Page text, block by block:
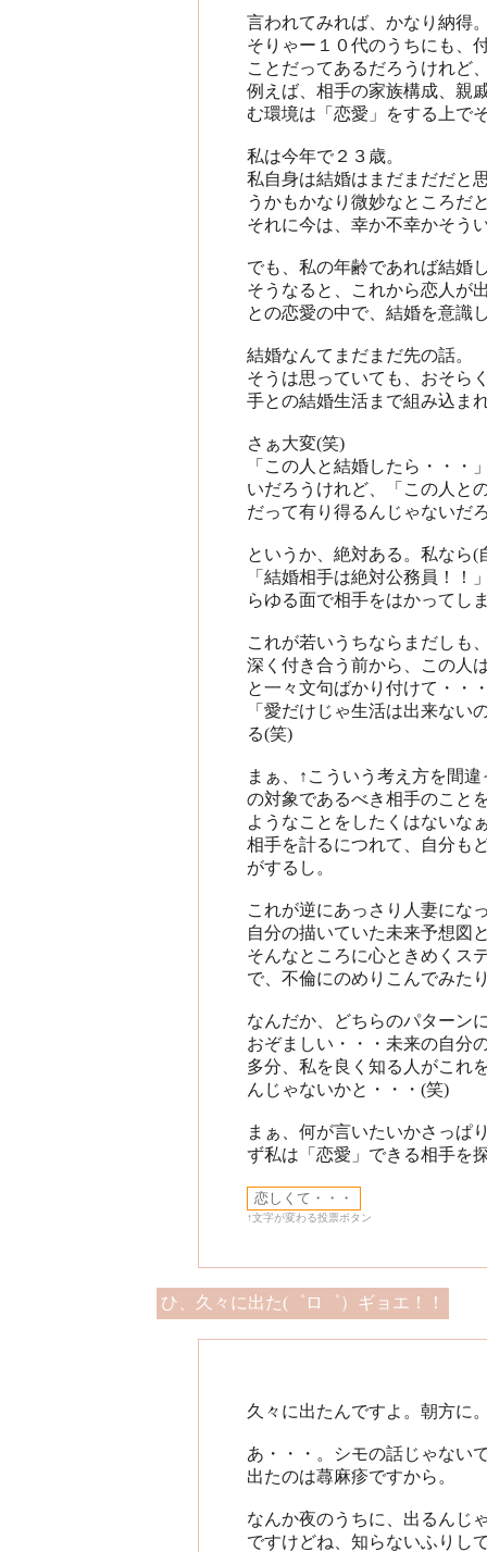
言われてみれば、かなり納得
そりゃー１０代のうちにも、
ことだってあるだろうけれど
例えば、相手の家族構成、親
む環境は「恋愛」をする上で
私は今年で２３歳。
私自身は結婚はまだまだだと
うかもかなり微妙なところだ
それに今は、幸か不幸かそう
でも、私の年齢であれば結婚
そうなると、これから恋人が
との恋愛の中で、結婚を意識
結婚なんてまだまだ先の話。
そうは思っていても、おそら
手との結婚生活まで組み込ま
さぁ大変(笑)
「この人と結婚したら・・・
いだろうけれど、「この人と
だって有り得るんじゃないだ
というか、絶対ある。私なら(
「結婚相手は絶対公務員！！
らゆる面で相手をはかってし
これが若いうちならまだしも
深く付き合う前から、この人
と一々文句ばかり付けて・・
「愛だけじゃ生活は出来ない
る(笑)
まぁ、↑こういう考え方を間
の対象であるべき相手のこと
ようなことをしたくはないな
相手を計るにつれて、自分も
がするし。
これが逆にあっさり人妻にな
自分の描いていた未来予想図
そんなところに心ときめくス
で、不倫にのめりこんでみた
なんだか、どちらのパターン
おぞましい・・・未来の自分
多分、私を良く知る人がこれ
んじゃないかと・・・(笑)
まぁ、何が言いたいかさっぱ
ず私は「恋愛」できる相手を
↑文字が変わる投票ボタン
ひ、久々に出た(゜ロ゜）ギョエ！！
久々に出たんですよ。朝方に
あ・・・。シモの話じゃない
出たのは蕁麻疹ですから。
なんか夜のうちに、出るんじ
ですけどね、知らないふりし